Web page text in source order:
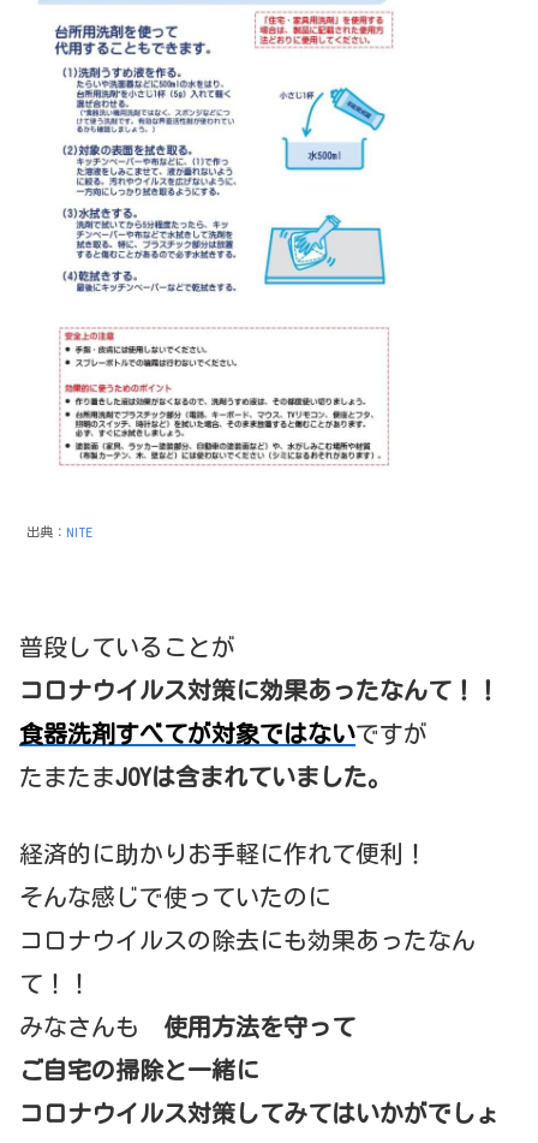
出典： NITE
普段していることが
コロナウイルス対策に効果あったなんて！！
食器洗剤すべてが対象ではないですが
たまたまJOYは含まれていました。
経済的に助かりお手軽に作れて便利！
そんな感じで使っていたのに
コロナウイルスの除去にも効果あったなん
て！！
みなさんも 使用方法を守って
ご自宅の掃除と一緒に
コロナウイルス対策してみてはいかがでしょ